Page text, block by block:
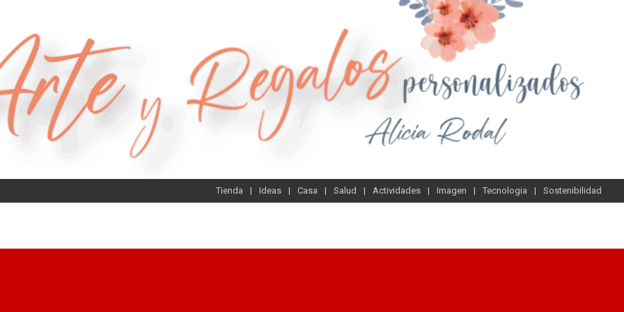
Tienda Ideas Casa Salud Actividades Imagen Tecnologia Sostenibilidad